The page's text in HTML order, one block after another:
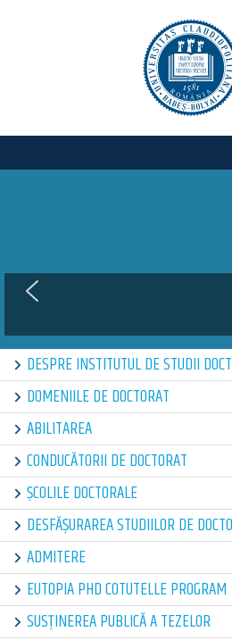
DESPRE INSTITUTUL DE STUDII
DOMENIILE DE DOCTORAT
ABILITAREA
CONDUCĂTORII DE DOCTORAT
ȘCOLILE DOCTORALE
DESFĂȘURAREA STUDIILOR DE
ADMITERE
EUTOPIA PHD COTUTELLE PROGRAM
SUSȚINEREA PUBLICĂ A TEZELOR